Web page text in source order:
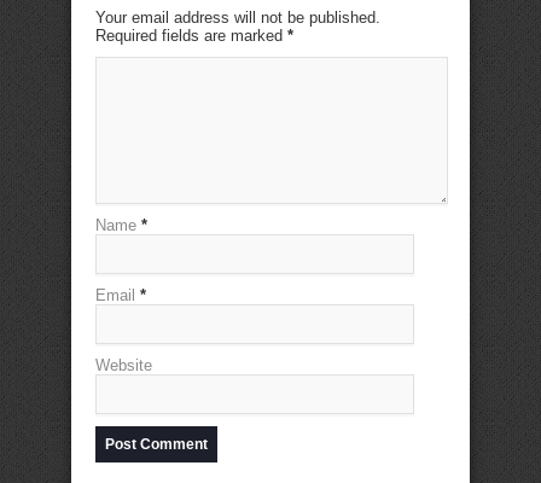
Your email address will not be published.
Required fields are marked *
Name *
Email *
Website